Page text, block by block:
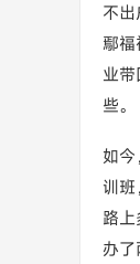
不
鄢
业
些。
如
训班
路
办了